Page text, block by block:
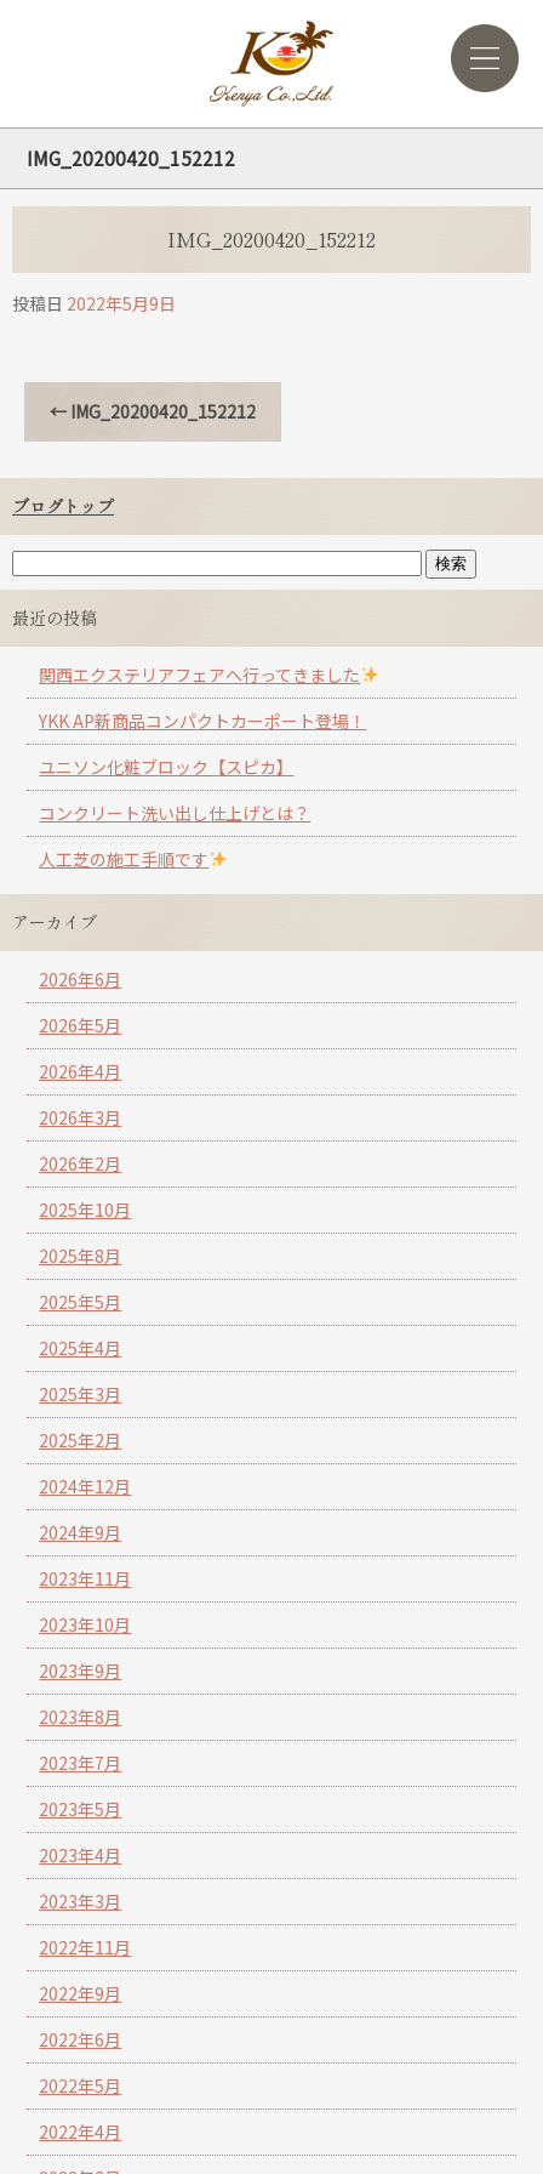
IMG_20200420_152212
IMG_20200420_152212
投稿日 2022年5月9日
← IMG_20200420_152212
ブログトップ
最近の投稿
関西エクステリアフェアへ行ってきました
YKK AP新商品コンパクトカーポート登場！
ユニソン化粧ブロック【スピカ】
コンクリート洗い出し仕上げとは？
人工芝の施工手順です
アーカイブ
2026年6月
2026年5月
2026年4月
2026年3月
2026年2月
2025年10月
2025年8月
2025年5月
2025年4月
2025年3月
2025年2月
2024年12月
2024年9月
2023年11月
2023年10月
2023年9月
2023年8月
2023年7月
2023年5月
2023年4月
2023年3月
2022年11月
2022年9月
2022年6月
2022年5月
2022年4月